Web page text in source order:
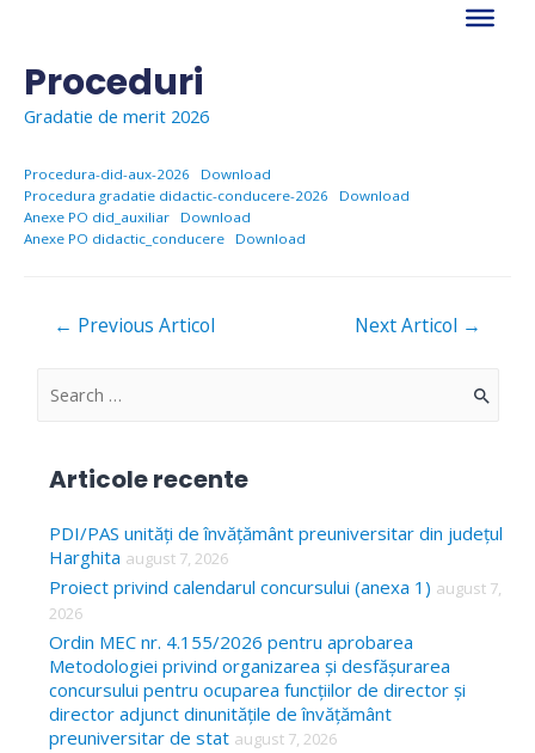
contentProceduri
Gradatie de merit 2026
Procedura-did-aux-2026
Download
Procedura gradatie didactic-conducere-2026
Download
Anexe PO did_auxiliar
Download
Anexe PO didactic_conducere
Download
Navigare
← Previous Articol Next Articol →
S
c
h
f
o
r
Articole recente
PDI/PAS unități de învățământ preuniversitar din județul
Harghita august 7, 2026
Proiect privind calendarul concursului (anexa 1) august 7,
2026
Ordin MEC nr. 4.155/2026 pentru aprobarea
Metodologiei privind organizarea și desfășurarea
concursului pentru ocuparea funcțiilor de director și
director adjunct dinunitățile de învățământ
preuniversitar de stat august 7, 2026